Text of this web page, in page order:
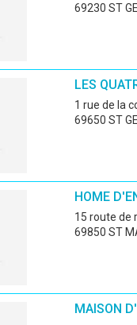
69230 ST
LES
1 rue de la
69650 ST
HOME
15 route
69850 ST
MAISON